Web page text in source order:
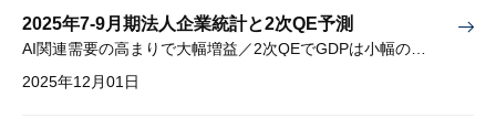
2025年7-9月期法人企業統計と2次QE予測
AI関連需要の高まりで大幅増益／2次QEでGDPは小幅の下方修正へ
2025年12月01日